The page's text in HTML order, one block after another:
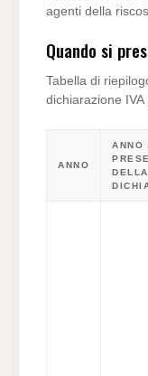
agenti della
Quando si
Tabella di
dichiarazione
ANNO
ANNO
DELLA